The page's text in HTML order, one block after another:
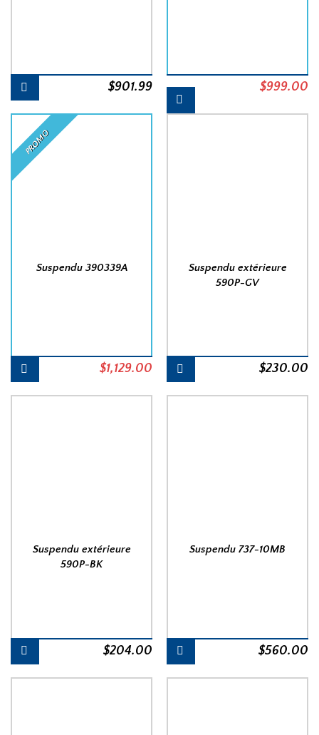
$901.99
Le
$999.00
PROMO
Suspendu 390339A
Le
$1,129.00
prix
Suspendu extérieure
590P-GV
$230.00
Suspendu extérieure
590P-BK
$204.00
Suspendu 737-10MB
$560.00